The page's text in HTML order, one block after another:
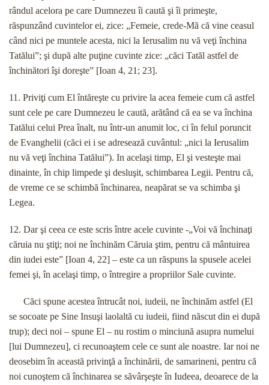
rândul acelora pe care Dumnezeu îi caută şi îi primeşte,
răspunzând cuvintelor ei, zice: „Femeie, crede-Mă că vine ceasul
când nici pe muntele acesta, nici la Ierusalim nu vă veţi închina
Tatălui”; şi după alte puţine cuvinte zice: „căci Tatăl astfel de
închinători îşi doreşte” [Ioan 4, 21; 23].
11. Priviţi cum El întăreşte cu privire la acea femeie cum că astfel
sunt cele pe care Dumnezeu le caută, arătând că ea se va închina
Tatălui celui Prea înalt, nu într-un anumit loc, ci în felul poruncit
de Evanghelii (căci ei i se adresează cuvântul: „nici la Ierusalim
nu vă veţi închina Tatălui”). In acelaşi timp, El şi vesteşte mai
dinainte, în chip limpede şi desluşit, schimbarea Legii. Pentru că,
de vreme ce se schimbă închinarea, neapărat se va schimba şi
Legea.
12. Dar şi ceea ce este scris între acele cuvinte -„Voi vă închinaţi
căruia nu ştiţi; noi ne închinăm Căruia ştim, pentru că mântuirea
din iudei este” [Ioan 4, 22] – este ca un răspuns la spusele acelei
femei şi, în acelaşi timp, o întregire a propriilor Sale cuvinte.
Căci spune acestea întrucât noi, iudeii, ne închinăm astfel (El
se socoate pe Sine Insuşi laolaltă cu iudeii, fiind născut din ei după
trup); deci noi – spune El – nu rostim o minciună asupra numelui
[lui Dumnezeu], ci recunoaştem cele ce sunt ale noastre. Iar noi ne
deosebim în această privinţă a închinării, de samarineni, pentru că
noi cunoştem că închinarea se săvârşeşte în Iudeea, deoarece de la